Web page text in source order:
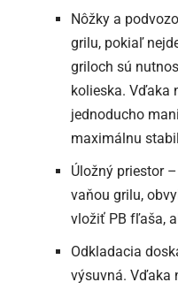
Nôžky a
grilu, pokiaľ
griloch sú
kolieska. Vďaka
jednoducho
maximálnu
Úložný priestor
vaňou grilu,
vložiť PB fľaša,
Odkladacia
výsuvná. Vďaka